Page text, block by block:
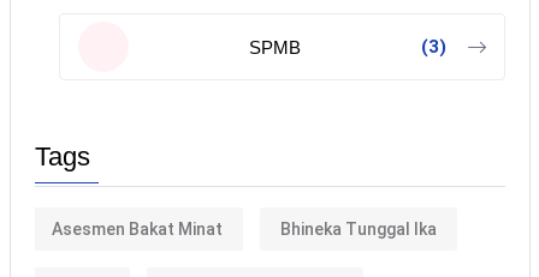
SPMB (3)
Tags
Asesmen Bakat Minat Bhineka Tunggal Ika